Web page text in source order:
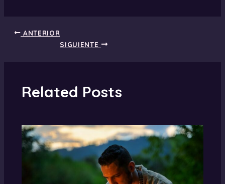
ANTERIOR
SIGUIENTE
Related Posts